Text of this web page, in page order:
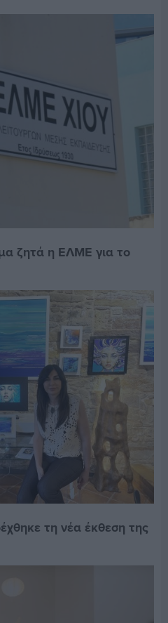
ζητά η ΕΛΜΕ για το
τη νέα έκθεση της